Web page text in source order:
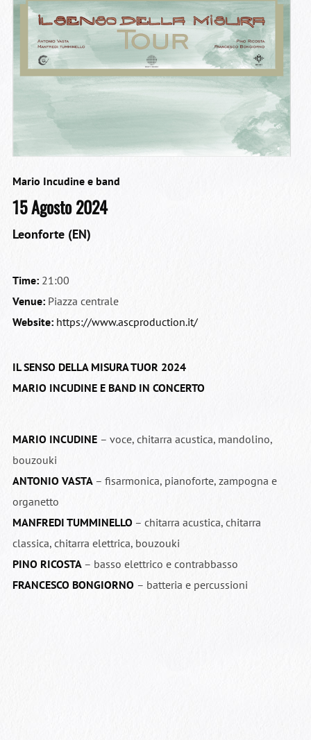
Mario Incudine e band
15 Agosto 2024
Leonforte (EN)
Time:21:00
Venue:Piazza centrale
Website: https://www.ascproduction.it/
IL SENSO DELLA MISURA TUOR 2024
MARIO INCUDINE E BAND IN CONCERTO
MARIO INCUDINE – voce, chitarra acustica, mandolino,
bouzouki
ANTONIO VASTA – fisarmonica, pianoforte, zampogna e
organetto
MANFREDI TUMMINELLO– chitarra acustica, chitarra
classica, chitarra elettrica, bouzouki
PINO RICOSTA – basso elettrico e contrabbasso
FRANCESCO BONGIORNO – batteria e percussioni